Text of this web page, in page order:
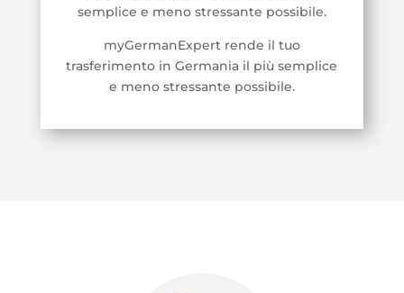
semplice e meno stressante possibile.
myGermanExpert rende il tuo
trasferimento in Germania il più semplice
e meno stressante possibile.